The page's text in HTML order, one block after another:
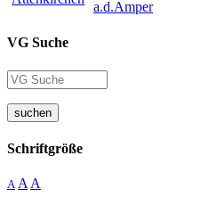
VG Suche
suchen
Schriftgröße
A A A